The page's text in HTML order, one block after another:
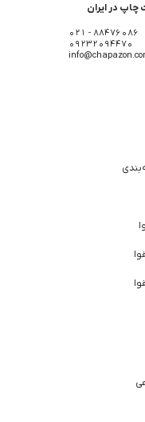
در ایران
88476086 - 021
09232094470